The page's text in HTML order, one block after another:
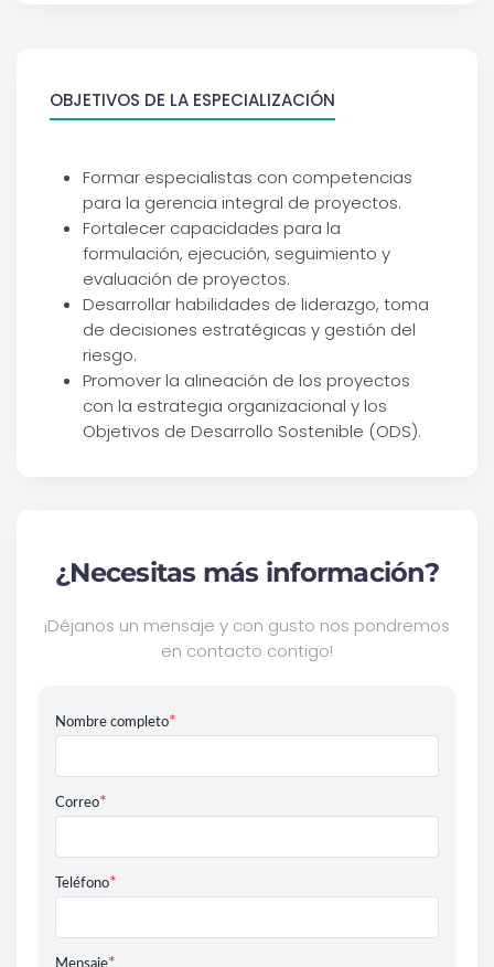
OBJETIVOS DE LA ESPECIALIZACIÓN
Formar especialistas con competencias
para la gerencia integral de proyectos.
Fortalecer capacidades para la
formulación, ejecución, seguimiento y
evaluación de proyectos.
Desarrollar habilidades de liderazgo, toma
de decisiones estratégicas y gestión del
riesgo.
Promover la alineación de los proyectos
con la estrategia organizacional y los
Objetivos de Desarrollo Sostenible (ODS).
¿Necesitas más información?
¡Déjanos un mensaje y con gusto nos pondremos
en contacto contigo!